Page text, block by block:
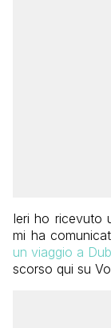
Ieri ho ricevuto
mi ha
un viaggio a
scorso qui su